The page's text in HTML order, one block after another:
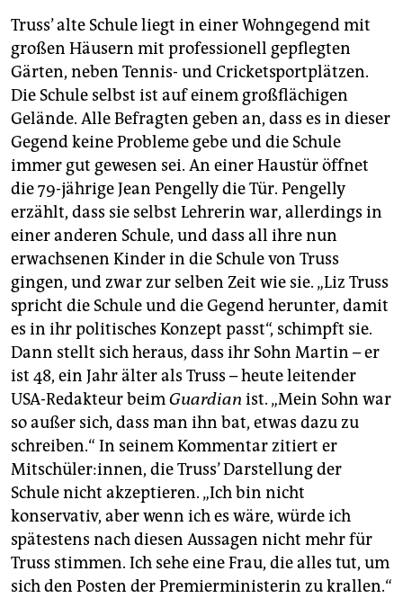
Truss’ alte Schule liegt in einer Wohngegend mit
großen Häusern mit professionell gepflegten
Gärten, neben Tennis- und Cricketsportplätzen.
Die Schule selbst ist auf einem großflächigen
Gelände. Alle Befragten geben an, dass es in dieser
Gegend keine Probleme gebe und die Schule
immer gut gewesen sei. An einer Haustür öffnet
die 79-jährige Jean Pengelly die Tür. Pengelly
erzählt, dass sie selbst Lehrerin war, allerdings in
einer anderen Schule, und dass all ihre nun
erwachsenen Kinder in die Schule von Truss
gingen, und zwar zur selben Zeit wie sie. „Liz Truss
spricht die Schule und die Gegend herunter, damit
es in ihr politisches Konzept passt“, schimpft sie.
Dann stellt sich heraus, dass ihr Sohn Martin – er
ist 48, ein Jahr älter als Truss – heute leitender
USA-Redakteur beimGuardian ist. „Mein Sohn war
so außer sich, dass man ihn bat, etwas dazu zu
schreiben.“ In seinem Kommentar zitiert er
Mitschüler:innen, die Truss’ Darstellung der
Schule nicht akzeptieren. „Ich bin nicht
konservativ, aber wenn ich es wäre, würde ich
spätestens nach diesen Aussagen nicht mehr für
Truss stimmen. Ich sehe eine Frau, die alles tut, um
sich den Posten der Premierministerin zu krallen.“